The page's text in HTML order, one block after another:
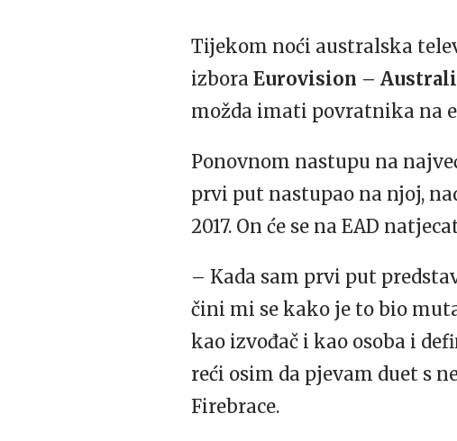
Tijekom noći australska
izbora Eurovision –
možda imati povratnika na
Ponovnom nastupu na
prvi put nastupao na njoj,
2017. On će se na EAD
– Kada sam prvi put
čini mi se kako je to bio
kao izvođač i kao osoba i
reći osim da pjevam duet s
Firebrace.